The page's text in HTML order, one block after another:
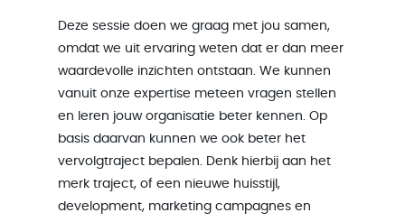
Deze sessie doen we graag met jou samen,
omdat we uit ervaring weten dat er dan meer
waardevolle inzichten ontstaan. We kunnen
vanuit onze expertise meteen vragen stellen
en leren jouw organisatie beter kennen. Op
basis daarvan kunnen we ook beter het
vervolgtraject bepalen. Denk hierbij aan het
merk traject, of een nieuwe huisstijl,
development, marketing campagnes en